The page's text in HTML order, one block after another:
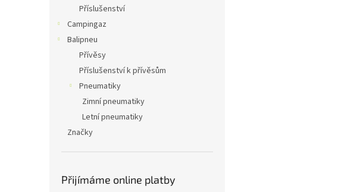
Příslušenství
Campingaz
Balipneu
Přívěsy
Příslušenství k přívěsům
Pneumatiky
Zimní pneumatiky
Letní pneumatiky
Značky
Přijímáme online platby